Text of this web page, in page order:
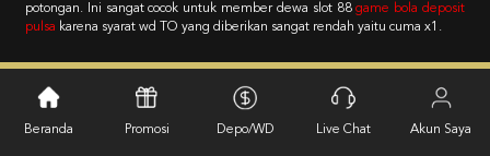
potongan. Ini sangat cocok untuk member dewa slot 88 game bola deposit
pulsa karena syarat wd TO yang diberikan sangat rendah yaitu cuma x1.
Kebijaksanaan Platform
Beranda Promosi Depo/WD Live Chat Akun Saya